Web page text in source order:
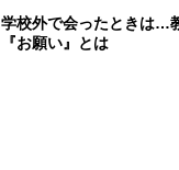
学校外で会ったときは…
『お願い』とは